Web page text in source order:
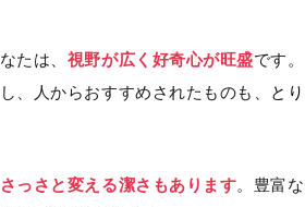
たは、 視野が広く好奇心が旺盛です。
、人からおすすめされたものも、
とり
っさと変える潔さもあります。豊富な